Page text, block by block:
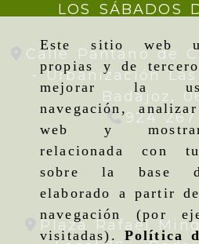
Este sitio web
propias y de
mejorar la
navegación,
web y
relacionada con
sobre la base
elaborado a partir
navegación (por
visitadas). Política
LOS SÁBADOS
Calle Pantano de
- Urbanización
Badajoz,
924
Plaza Rafael